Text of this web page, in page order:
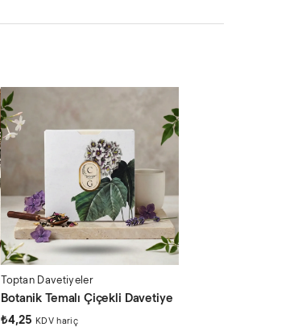
Toptan Davetiyeler
Botanik Temalı Çiçekli Davetiye
₺4,25 KDV hariç